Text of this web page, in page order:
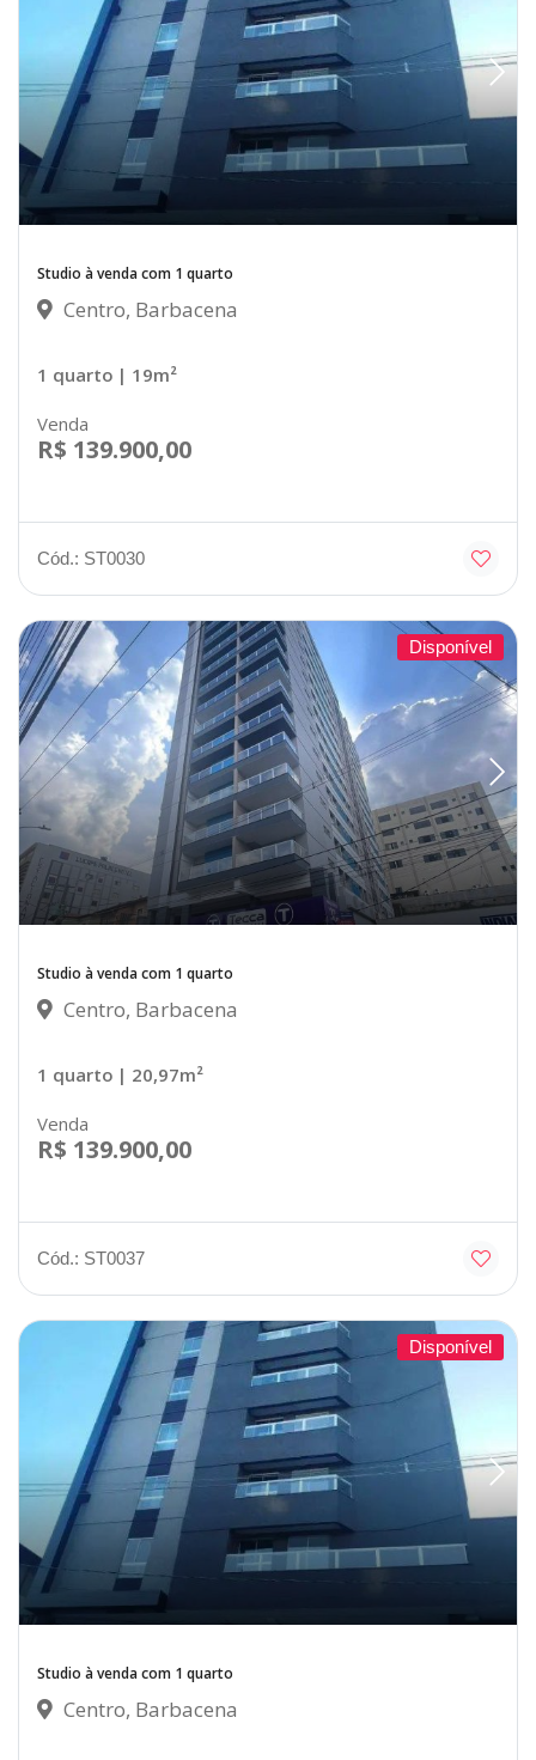
Studio à venda com 1 quarto
Centro, Barbacena
1 quarto | 19m²
Venda
R$ 139.900,00
Cód.: ST0030
Disponível
Studio à venda com 1 quarto
Centro, Barbacena
1 quarto | 20,97m²
Venda
R$ 139.900,00
Cód.: ST0037
Disponível
Studio à venda com 1 quarto
Centro, Barbacena